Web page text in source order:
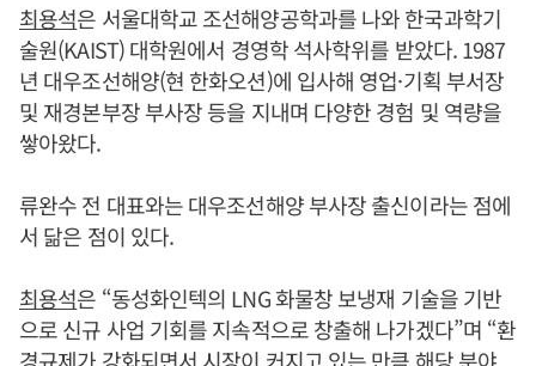
최용석은 서울대학교 조선해양공학과를 나와 한국과학기
술원(KAIST) 대학원에서 경영학 석사학위를 받았다. 1987
년 대우조선해양(현 한화오션)에 입사해 영업·기획 부서장
및 재경본부장 부사장 등을 지내며 다양한 경험 및 역량을
쌓아왔다.
류완수 전 대표와는 대우조선해양 부사장 출신이라는 점에
서 닮은 점이 있다.
최용석은 “동성화인텍의 LNG 화물창 보냉재 기술을 기반
으로 신규 사업 기회를 지속적으로 창출해 나가겠다”며 “환
경규제가 강화되면서 시장이 커지고 있는 만큼 해당 분야